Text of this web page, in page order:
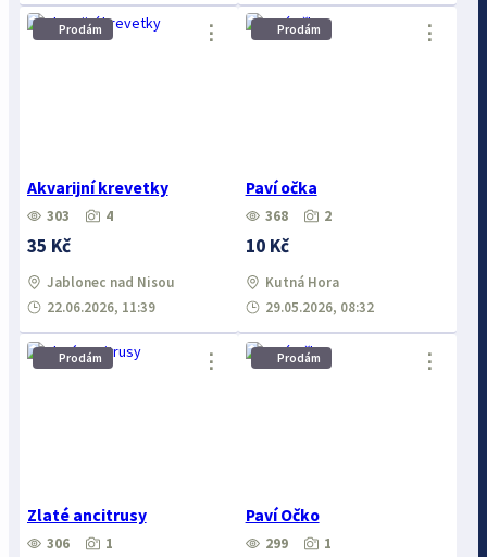
Prodám
Akvarijní krevetky
⋮
303 4
35 Kč
Jablonec nad Nisou
22.06.2026, 11:39
Prodám
Paví očka
⋮
368 2
10 Kč
Kutná Hora
29.05.2026, 08:32
Prodám
Zlaté ancitrusy
⋮
306 1
Prodám
Paví Očko
⋮
299 1